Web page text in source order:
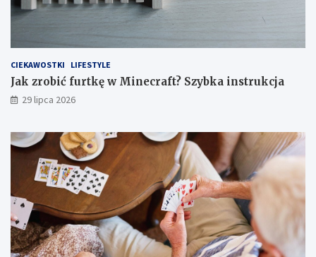
CIEKAWOSTKI LIFESTYLE
Jak zrobić furtkę w Minecraft? Szybka instrukcja
29 lipca 2026